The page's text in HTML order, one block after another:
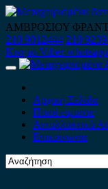
Skip
to
content
ΑΜΒΡΟΣΙΟΥ
210 9012444 210
Κινητό-Viber-
Primary
Αρχική Σελίδα
Ποιοί είμαστε
Ανταλλακτικά
Επικοινωνία